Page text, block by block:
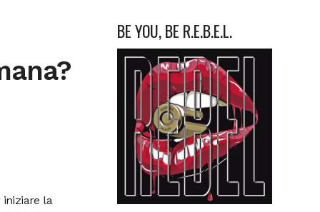
iniziare la
BE YOU, BE R.E.B.E.L.